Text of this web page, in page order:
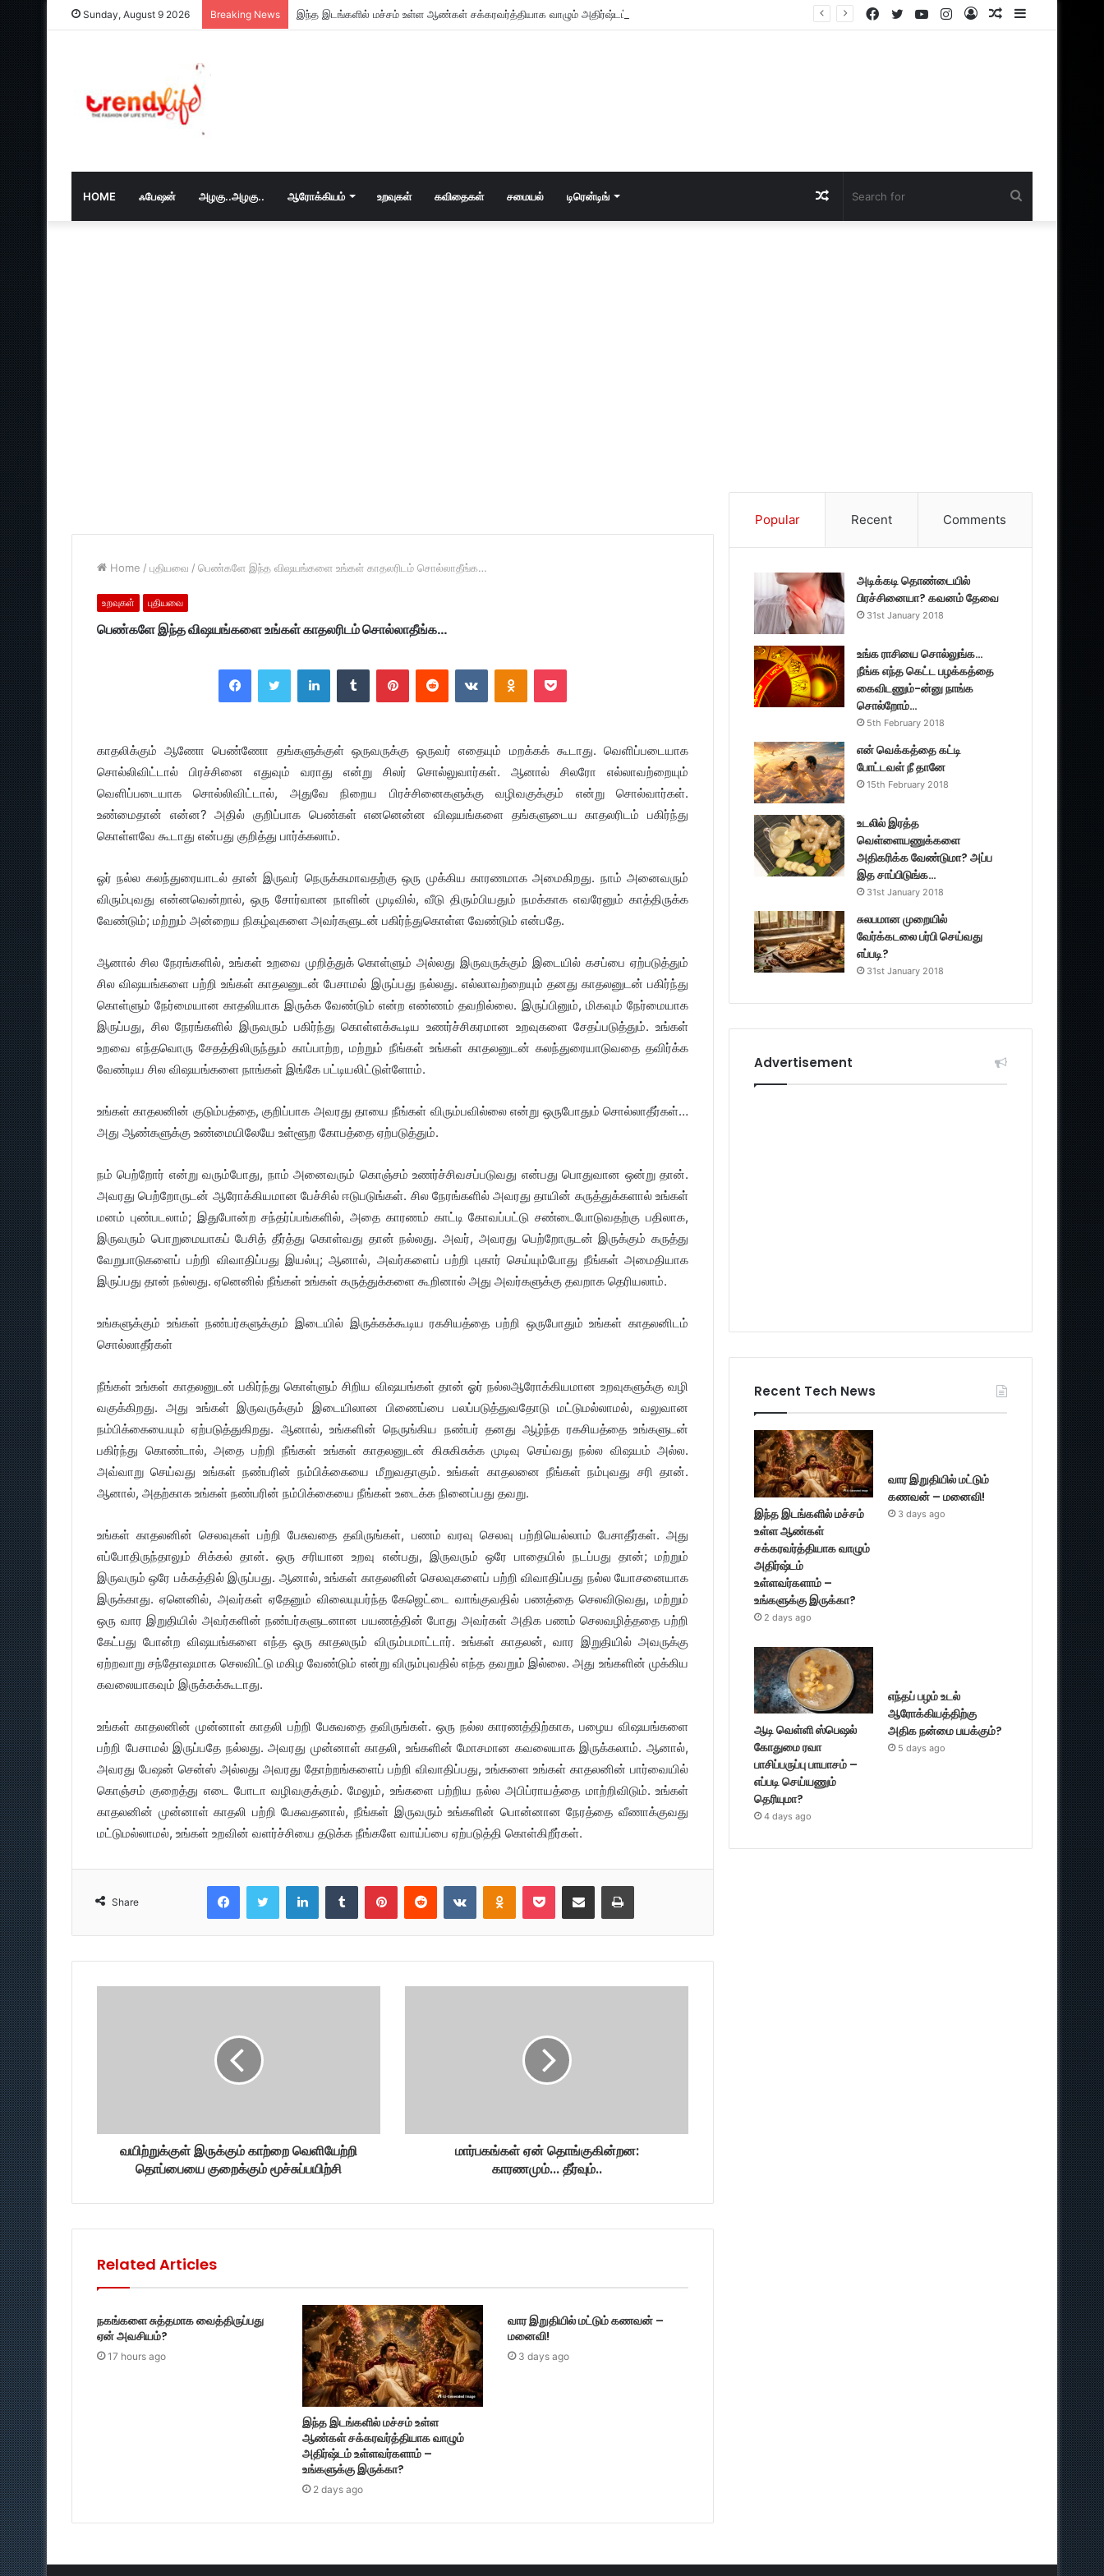
Sunday, August 9 2026 Breaking News இந்த இடங்களில் மச்சம் உள்ள ஆண்கள் சக்கரவர்த்தியாக வாழும் அதிர்ஷ்டம் உள்ளவர்களாம் – உங்களுக்கு இருக்கா? Sidebar
Random
Log
Instagram
YouTube
Twitter
Facebook
HOME ஃபேஷன் அழகு..அழகு.. ஆரோக்கியம் உறவுகள் கவிதைகள் சமையல் டிரென்டிங் Random
Home / புதியவை / பெண்களே இந்த விஷயங்களை உங்கள் காதலரிடம் சொல்லாதீங்க…
உறவுகள் புதியவை
பெண்களே இந்த விஷயங்களை உங்கள் காதலரிடம் சொல்லாதீங்க…
FacebookTwitter LinkedInTumblr PinterestReddit VKontakteOdnoklassniki
Pocket
காதலிக்கும் ஆணோ பெண்ணோ தங்களுக்குள் ஒருவருக்கு ஒருவர் எதையும் மறக்கக் கூடாது. வெளிப்படையாக
சொல்லிவிட்டால் பிரச்சினை எதுவும் வராது என்று சிலர் சொல்லுவார்கள். ஆனால் சிலரோ எல்லாவற்றையும்
வெளிப்படையாக சொல்லிவிட்டால், அதுவே நிறைய பிரச்சினைகளுக்கு வழிவகுக்கும் என்று சொல்வார்கள்.
உண்மைதான் என்ன? அதில் குறிப்பாக பெண்கள் எனனென்ன விஷயங்களை தங்களுடைய காதலரிடம் பகிர்ந்து
கொள்ளவே கூடாது என்பது குறித்து பார்க்கலாம்.
ஓர் நல்ல கலந்துரையாடல் தான் இருவர் நெருக்கமாவதற்கு ஒரு முக்கிய காரணமாக அமைகிறது. நாம் அனைவரும்
விரும்புவது என்னவென்றால், ஒரு சோர்வான நாளின் முடிவில், வீடு திரும்பியதும் நமக்காக எவரேனும் காத்திருக்க
வேண்டும்; மற்றும் அன்றைய நிகழ்வுகளை அவர்களுடன் பகிர்ந்துகொள்ள வேண்டும் என்பதே.
ஆனால் சில நேரங்களில், உங்கள் உறவை முறித்துக் கொள்ளும் அல்லது இருவருக்கும் இடையில் கசப்பை ஏற்படுத்தும்
சில விஷயங்களை பற்றி உங்கள் காதலனுடன் பேசாமல் இருப்பது நல்லது. எல்லாவற்றையும் தனது காதலனுடன் பகிர்ந்து
கொள்ளும் நேர்மையான காதலியாக இருக்க வேண்டும் என்ற எண்ணம் தவறில்லை. இருப்பினும், மிகவும் நேர்மையாக
இருப்பது, சில நேரங்களில் இருவரும் பகிர்ந்து கொள்ளக்கூடிய உணர்ச்சிகரமான உறவுகளை சேதப்படுத்தும். உங்கள்
உறவை எந்தவொரு சேதத்திலிருந்தும் காப்பாற்ற, மற்றும் நீங்கள் உங்கள் காதலனுடன் கலந்துரையாடுவதை தவிர்க்க
வேண்டிய சில விஷயங்களை நாங்கள் இங்கே பட்டியலிட்டுள்ளோம்.
உங்கள் காதலனின் குடும்பத்தை, குறிப்பாக அவரது தாயை நீங்கள் விரும்பவில்லை என்று ஒருபோதும் சொல்லாதீர்கள்…
அது ஆண்களுக்கு உண்மையிலேயே உள்ளூற கோபத்தை ஏற்படுத்தும்.
நம் பெற்றோர் என்று வரும்போது, நாம் அனைவரும் கொஞ்சம் உணர்ச்சிவசப்படுவது என்பது பொதுவான ஒன்று தான்.
அவரது பெற்றோருடன் ஆரோக்கியமான பேச்சில் ஈடுபடுங்கள். சில நேரங்களில் அவரது தாயின் கருத்துக்களால் உங்கள்
மனம் புண்படலாம்; இதுபோன்ற சந்தர்ப்பங்களில், அதை காரணம் காட்டி கோவப்பட்டு சண்டைபோடுவதற்கு பதிலாக,
இருவரும் பொறுமையாகப் பேசித் தீர்த்து கொள்வது தான் நல்லது. அவர், அவரது பெற்றோருடன் இருக்கும் கருத்து
வேறுபாடுகளைப் பற்றி விவாதிப்பது இயல்பு; ஆனால், அவர்களைப் பற்றி புகார் செய்யும்போது நீங்கள் அமைதியாக
இருப்பது தான் நல்லது. ஏனெனில் நீங்கள் உங்கள் கருத்துக்களை கூறினால் அது அவர்களுக்கு தவறாக தெரியலாம்.
உங்களுக்கும் உங்கள் நண்பர்களுக்கும் இடையில் இருக்கக்கூடிய ரகசியத்தை பற்றி ஒருபோதும் உங்கள் காதலனிடம்
சொல்லாதீர்கள்
நீங்கள் உங்கள் காதலனுடன் பகிர்ந்து கொள்ளும் சிறிய விஷயங்கள் தான் ஓர் நல்லஆரோக்கியமான உறவுகளுக்கு வழி
வகுக்கிறது. அது உங்கள் இருவருக்கும் இடையிலான பிணைப்பை பலப்படுத்துவதோடு மட்டுமல்லாமல், வலுவான
நம்பிக்கையையும் ஏற்படுத்துகிறது. ஆனால், உங்களின் நெருங்கிய நண்பர் தனது ஆழ்ந்த ரகசியத்தை உங்களுடன்
பகிர்ந்து கொண்டால், அதை பற்றி நீங்கள் உங்கள் காதலனுடன் கிசுகிசுக்க முடிவு செய்வது நல்ல விஷயம் அல்ல.
அவ்வாறு செய்வது உங்கள் நண்பரின் நம்பிக்கையை மீறுவதாகும். உங்கள் காதலனை நீங்கள் நம்புவது சரி தான்.
ஆனால், அதற்காக உங்கள் நண்பரின் நம்பிக்கையை நீங்கள் உடைக்க நினைப்பது தவறு.
உங்கள் காதலனின் செலவுகள் பற்றி பேசுவதை தவிருங்கள், பணம் வரவு செலவு பற்றியெல்லாம் பேசாதீர்கள். அது
எப்போதிருந்தாலும் சிக்கல் தான். ஒரு சரியான உறவு என்பது, இருவரும் ஒரே பாதையில் நடப்பது தான்; மற்றும்
இருவரும் ஒரே பக்கத்தில் இருப்பது. ஆனால், உங்கள் காதலனின் செலவுகளைப் பற்றி விவாதிப்பது நல்ல யோசனையாக
இருக்காது. ஏனெனில், அவர்கள் ஏதேனும் விலையுயர்ந்த கேஜெட்டை வாங்குவதில் பணத்தை செலவிடுவது, மற்றும்
ஒரு வார இறுதியில் அவர்களின் நண்பர்களுடனான பயணத்தின் போது அவர்கள் அதிக பணம் செலவழித்ததை பற்றி
கேட்பது போன்ற விஷயங்களை எந்த ஒரு காதலரும் விரும்பமாட்டார். உங்கள் காதலன், வார இறுதியில் அவருக்கு
ஏற்றவாறு சந்தோஷமாக செலவிட்டு மகிழ வேண்டும் என்று விரும்புவதில் எந்த தவறும் இல்லை. அது உங்களின் முக்கிய
கவலையாகவும் இருக்கக்கூடாது.
உங்கள் காதலனின் முன்னாள் காதலி பற்றி பேசுவதை தவிருங்கள். ஒரு நல்ல காரணத்திற்காக, பழைய விஷயங்களை
பற்றி பேசாமல் இருப்பதே நல்லது. அவரது முன்னாள் காதலி, உங்களின் மோசமான கவலையாக இருக்கலாம். ஆனால்,
அவரது பேஷன் சென்ஸ் அல்லது அவரது தோற்றங்களைப் பற்றி விவாதிப்பது, உங்களை உங்கள் காதலனின் பார்வையில்
கொஞ்சம் குறைத்து எடை போடா வழிவகுக்கும். மேலும், உங்களை பற்றிய நல்ல அபிப்ராயத்தை மாற்றிவிடும். உங்கள்
காதலனின் முன்னாள் காதலி பற்றி பேசுவதனால், நீங்கள் இருவரும் உங்களின் பொன்னான நேரத்தை வீணாக்குவது
மட்டுமல்லாமல், உங்கள் உறவின் வளர்ச்சியை தடுக்க நீங்களே வாய்ப்பை ஏற்படுத்தி கொள்கிறீர்கள்.
Share
FacebookTwitter LinkedInTumblr PinterestReddit VKontakteOdnoklassniki
Pocket Share via Email Print
வயிற்றுக்குள் இருக்கும் காற்றை வெளியேற்றி
தொப்பையை குறைக்கும் மூச்சுப்பயிற்சி
மார்பகங்கள் ஏன் தொங்குகின்றன:
காரணமும்... தீர்வும்..
Related Articles
நகங்களை சுத்தமாக வைத்திருப்பது
ஏன் அவசியம்?
17 hours ago
இந்த இடங்களில் மச்சம் உள்ள
ஆண்கள் சக்கரவர்த்தியாக வாழும்
அதிர்ஷ்டம் உள்ளவர்களாம் –
உங்களுக்கு இருக்கா?
2 days ago
வார இறுதியில் மட்டும் கணவன் –
மனைவி!
3 days ago
Popular Recent Comments
அடிக்கடி தொண்டையில்
பிரச்சினையா? கவனம் தேவை
31st January 2018
உங்க ராசியை சொல்லுங்க…
நீங்க எந்த கெட்ட பழக்கத்தை
கைவிடணும்-ன்னு நாங்க
சொல்றோம்…
5th February 2018
என் வெக்கத்தை கட்டி
போட்டவள் நீ தானே
15th February 2018
உடலில் இரத்த
வெள்ளையணுக்களை
அதிகரிக்க வேண்டுமா? அப்ப
இத சாப்பிடுங்க…
31st January 2018
சுலபமான முறையில்
வேர்க்கடலை பர்பி செய்வது
எப்படி?
31st January 2018
Advertisement
Recent Tech News
இந்த இடங்களில் மச்சம்
உள்ள ஆண்கள்
சக்கரவர்த்தியாக வாழும்
அதிர்ஷ்டம்
உள்ளவர்களாம் –
உங்களுக்கு இருக்கா?
2 days ago
வார இறுதியில் மட்டும்
கணவன் – மனைவி!
3 days ago
ஆடி வெள்ளி ஸ்பெஷல்
கோதுமை ரவா
பாசிப்பருப்பு பாயாசம் –
எப்படி செய்யணும்
தெரியுமா?
4 days ago
எந்தப் பழம் உடல்
ஆரோக்கியத்திற்கு
அதிக நன்மை பயக்கும்?
5 days ago